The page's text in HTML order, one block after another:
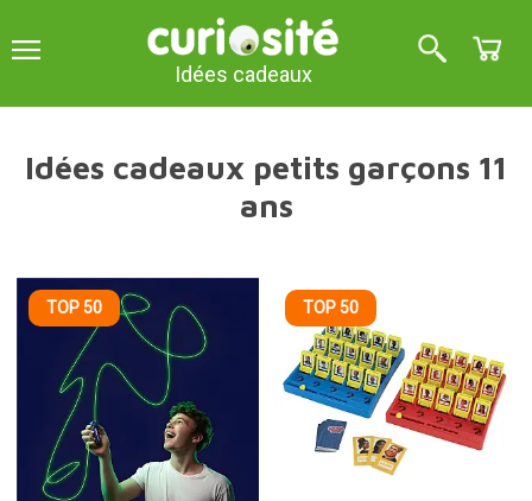
Idées cadeaux
Idées cadeaux petits garçons 11
ans
TOP 50 TOP 50